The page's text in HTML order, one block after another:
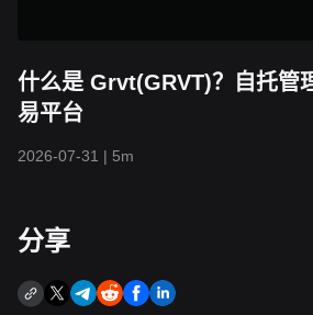
什么是 Grvt(GRVT)？自托管
易平台
2026-07-31 | 5m
分享